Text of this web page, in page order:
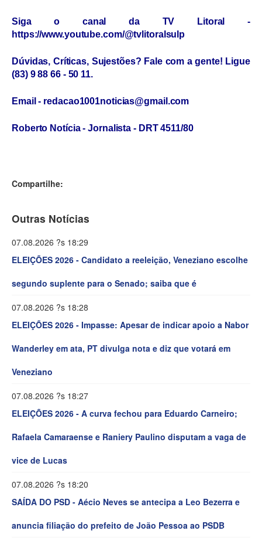
Siga o canal da TV Litoral -
https://www.youtube.com/@tvlitoralsulp
Dúvidas, Críticas, Sujestões? Fale com a gente! Ligue
(83) 9 88 66 - 50 11.
Email - redacao1001noticias@gmail.com
Roberto Notícia - Jornalista - DRT 4511/80
Compartilhe:
Outras Notícias
07.08.2026 ?s 18:29
ELEIÇÕES 2026 - Candidato a reeleição, Veneziano escolhe
segundo suplente para o Senado; saiba que é
07.08.2026 ?s 18:28
ELEIÇÕES 2026 - Impasse: Apesar de indicar apoio a Nabor
Wanderley em ata, PT divulga nota e diz que votará em
Veneziano
07.08.2026 ?s 18:27
ELEIÇÕES 2026 - A curva fechou para Eduardo Carneiro;
Rafaela Camaraense e Raniery Paulino disputam a vaga de
vice de Lucas
07.08.2026 ?s 18:20
SAÍDA DO PSD - Aécio Neves se antecipa a Leo Bezerra e
anuncia filiação do prefeito de João Pessoa ao PSDB